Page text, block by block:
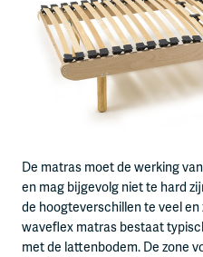
De matras moet de werking
en mag bijgevolg niet te hard
de hoogteverschillen te veel en
waveflex matras bestaat
met de lattenbodem. De zone